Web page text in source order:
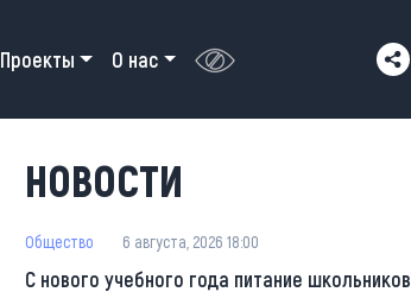
Проекты О нас
НОВОСТИ
Общество 6 августа, 2026 18:00
С нового учебного года питание школьников